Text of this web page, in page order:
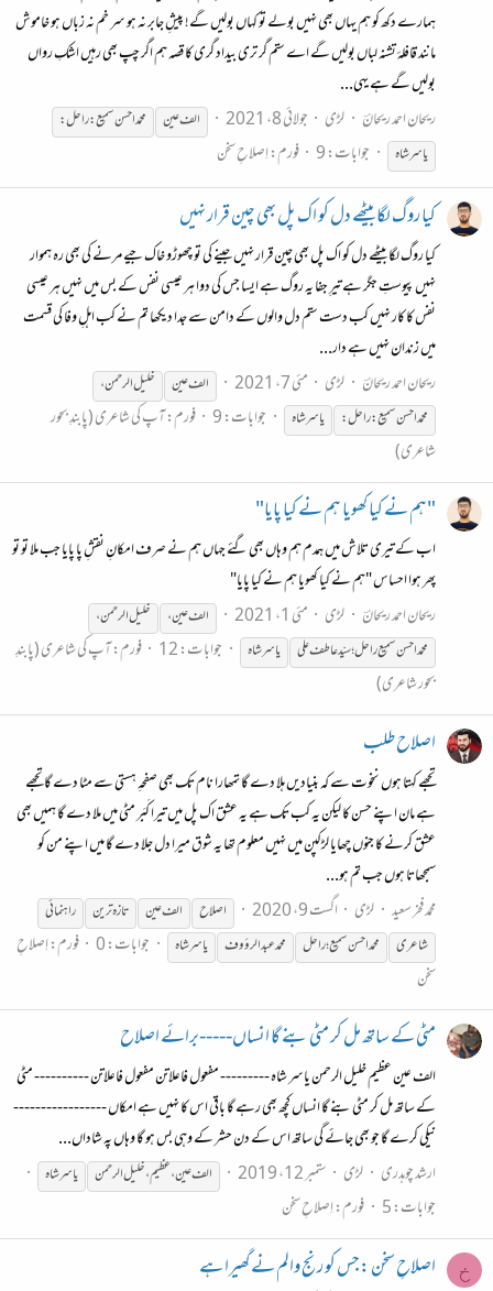
ہمارے دکھ کو ہم یہاں بھی نہیں بولے تو کہاں بولیں گے! پیشِ جابر نہ ہو سر خم نہ زباں ہو خاموش
مانند قافلۂ تشنہ لباں بولیں گے اے ستم گر تری بیداد گری کا قصہ ہم اگر چپ بھی رہیں اشکِ رواں
بولیں گے ہے یہی...
ریحان احمد ریحانؔ
لڑی جولائی 8، 2021 الف عین
محمّد احسن سمیع :راحل:
یاسرشاہ جوابات: 9 فورم:اِصلاحِ سخن
کیا روگ لگا بیٹھے دل کو اک پل بھی چین قرار نہیں
کیا روگ لگا بیٹھے دل کو اک پل بھی چین قرار نہیں جینے کی تو چھوڑو خاک جیے مرنے کی بھی رہ ہموار
نہیں پیوستِ جگر ہے تیرِ جفا یہ روگ ہے ایسا جس کی دوا ہر عیسی نفس کے بس میں نہیں ہر عیسی
نفس کا کار نہیں کب دست ستم دل والوں کے دامن سے جدا دیکھا تم نے کب اہلِ وفا کی قسمت
میں زندان نہیں ہے دار...
ریحان احمد ریحانؔ
لڑی مئی 7، 2021 الف عین
خلیل الرحمن،
محمّد احسن سمیع :راحل:
یاسرشاہ جوابات: 9 فورم:آپ کی شاعری (پابندِ بحور
شاعری)
"ہم نے کیا کھویا ہم نے کیا پایا"
اب کے تیری تلاش میں ہمدم ہم وہاں بھی گئے جہاں ہم نے صرف امکانِ نقشِ پا پایا جب ملا تو تو
پھر ہوا احساس "ہم نے کیا کھویا ہم نے کیا پایا"
ریحان احمد ریحانؔ
لڑی مئی 1، 2021 الف عین ،
خلیل الرحمن،
محمّد احسن سمیع راحل؛ سیّد عاطف علی
یاسرشاہ جوابات: 12 فورم:آپ کی شاعری (پابندِ
بحور شاعری)
اصلاح طلب
تجھے کہتا ہوں نخوت سے کہ بنیادیں ہلا دے گا تمھارا نام تک بھی صفحہِ ہستی سے مٹا دے گا تجھے
ہے مان اپنے حسن کا لیکن یہ کب تک ہے یہ عشق اک پل میں تیرا کَبَر مٹی میں ملا دے گا ہمیں بھی
عشق کرنے کا جنوں چھایا لڑکپن میں نہیں معلوم تھا یہ شوق میرا دل جلا دے گا میں اپنے من کو
سمجھاتا ہوں جب تم ہو...
محمد فخر سعید لڑی اگست 9، 2020 اصلاح الف عین تازہ ترین
راہنمائی
شاعری
محمد احسن سمیع؛ راحل محمد عبدالرؤوف یاسرشاہ جوابات: 0 فورم:اِصلاحِ
سخن
مٹی کے ساتھ مل کر مٹی بنے گا انساں-----برائے اصلاح
الف عین عظیم خلیل الرحمن یاسر شاہ --------- مفعول فاعلاتن مفعول فاعلاتن ---------- مٹی
کے ساتھ مل کر مٹی بنے گا انساں کچھ بھی رہے گا باقی اس کا نہیں ہے امکاں -----------------
نیکی کرے گا جو بھی جائے گی ساتھ اس کے دن حشر کے وہی بس ہو گا وہاں پہ شاداں...
ارشد چوہدری
لڑی ستمبر 12، 2019 الف عین،عظیم،خلیل الرحمن یاسرشاہ
جوابات: 5 فورم:اِصلاحِ سخن
خ اصلاحِ سخن :جس کو رنج والم نے گھیرا ہے